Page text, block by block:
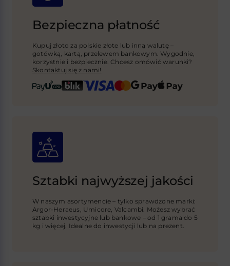
Bezpieczna płatność
Kupuj złoto za polskie złote lub inną walutę –
gotówką, kartą, przelewem bankowym. Wygodnie,
korzystnie i bezpiecznie. Chcesz omówić warunki?
Skontaktuj się z nami!
Sztabki najwyższej jakości
W naszym asortymencie – tylko sprawdzone marki:
Argor-Heraeus, Umicore, Valcambi. Możesz wybrać
sztabki inwestycyjne lub bankowe – od 1 grama do 5
kg i więcej. Idealne do inwestycji lub na prezent.